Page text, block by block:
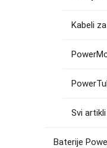
Kabeli
Svi artikli
Baterije